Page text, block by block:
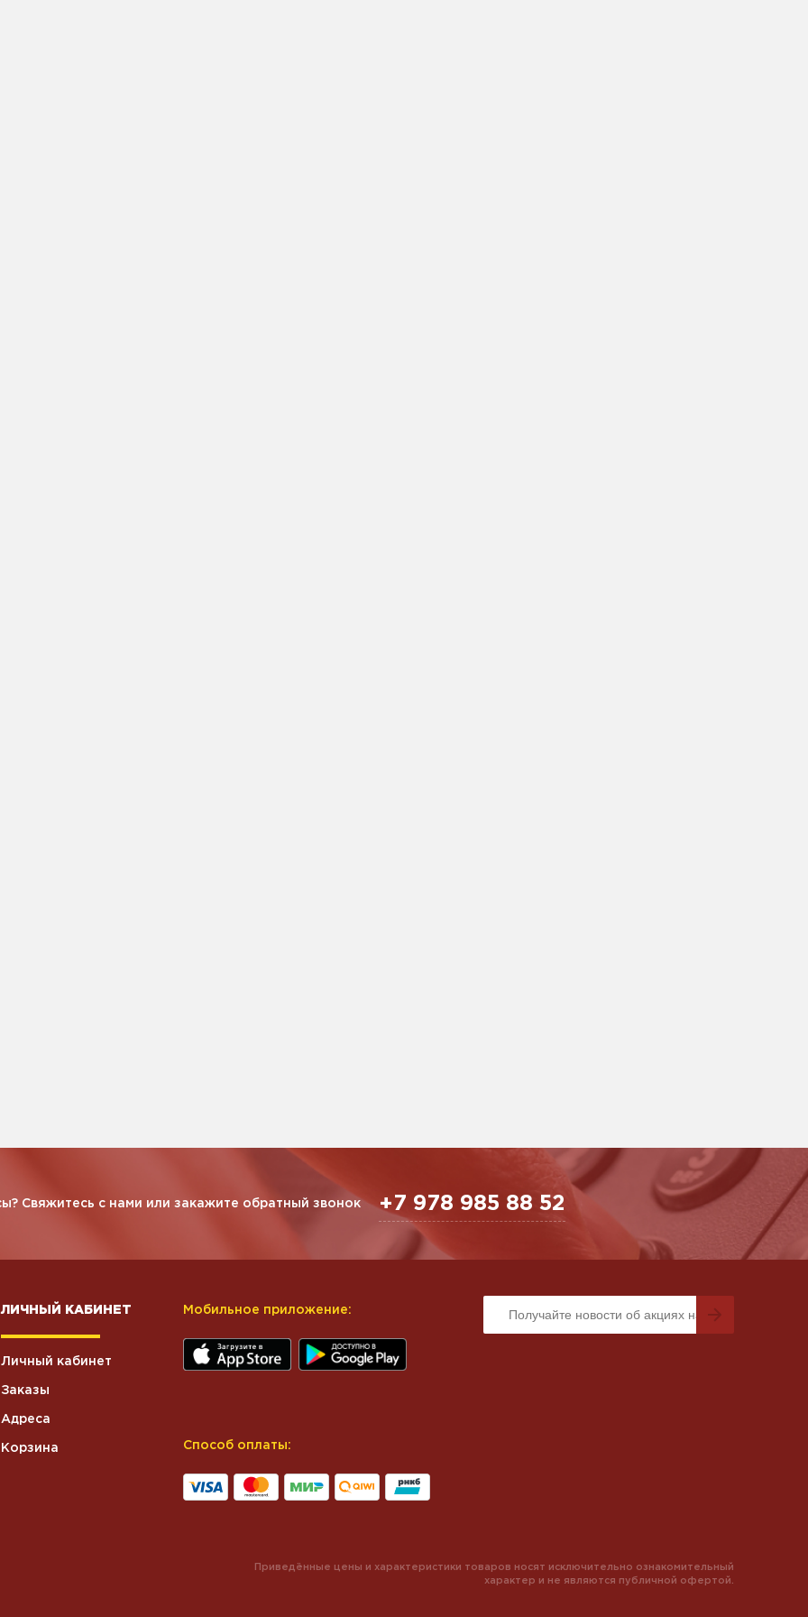
Свяжитесь с нами или закажите обратный звонок +7 978 985 88 52
ЛИЧНЫЙ КАБИНЕТ
Личный кабинет
Заказы
Адреса
Корзина
Мобильное приложение:
Способ оплаты:
Приведённые цены и характеристики товаров носят исключительно ознакомительный
характер и не являются публичной офертой.